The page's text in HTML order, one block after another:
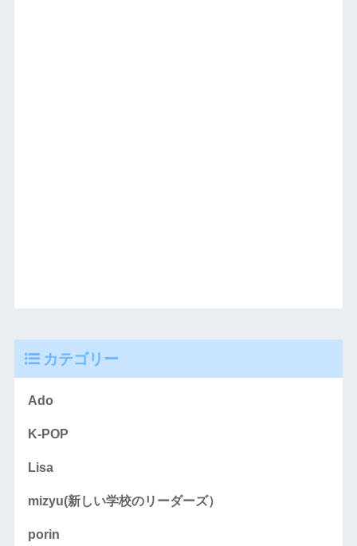
カテゴリー
Ado
K-POP
Lisa
mizyu(新しい学校のリーダーズ）
porin